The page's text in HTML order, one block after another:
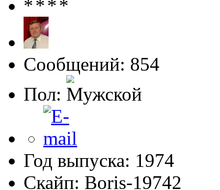
Сообщений: 854
Пол:
Год выпуска: 1974
Скайп: Boris-19742